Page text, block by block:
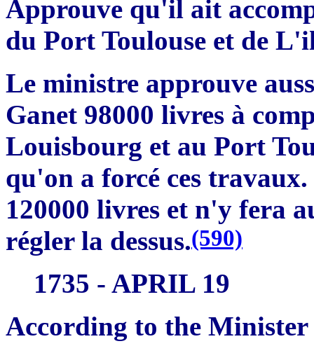
Approuve qu'il ait
du Port Toulouse et de
Le ministre approuve
Ganet 98000 livres à
Louisbourg et au Port
qu'on a forcé ces
120000 livres et n'y fera
régler la dessus.(590)
1735 - APRIL 19
According to the